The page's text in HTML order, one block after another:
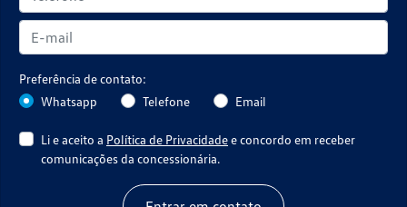
Preferência de contato:
Whatsapp
Telefone Email
Li e aceito a Política de Privacidadee concordo em receber
comunicações da concessionária.